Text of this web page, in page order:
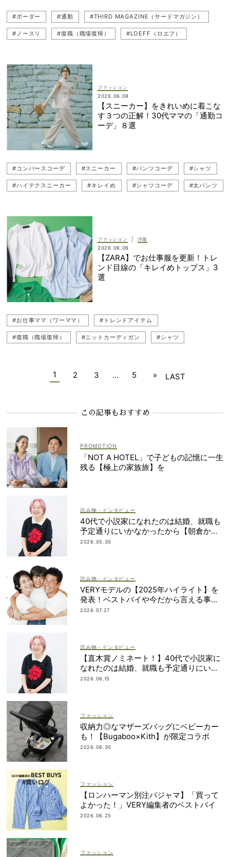
#ボーダー #通勤 #THIRD MAGAZINE（サードマガジン）
#ノースリ #復職（職場復帰） #LOEFF（ロエフ）
#トレンドアイテム #ブラウス
#ジャケット #ノースリーブ #ジレ（ベスト）
ファッション
2026.06.08
【スニーカー】をきれいめに着こな
す３つの正解！30代ママの「通勤コ
ーデ」８選
#コンバースコーデ #スニーカー #パンツコーデ #シャツ
#ハイテクスニーカー #キレイめ #シャツコーデ #太パンツ
#セットアップ
#スニーカーコーデ #白スニーカーコーデ
#ハイテクスニーカーコーデ #通勤 #セットアップコーデ
#通勤コーデ #トレンドスニーカー
#New Balance（ニューバランス）
ファッション
洋服
2026.06.06
【ZARA】でお仕事服を更新！トレ
ンド目線の「キレイめトップス」3
選
#お仕事ママ（ワーママ） #トレンドアイテム
#復職（職場復帰） #ニットカーディガン #シャツ
#ZARA（ザラ） #通勤 #トップス
1 2 3 … 5 » LAST
この記事もおすすめ
「NOT A HOTEL」で子どもの記憶に一生
残る【極上の家族旅】を
読み物・インタビュー
40代で小説家になれたのは結婚、就職も
予定通りにいかなかったから【朝倉かす
みさん】
2026.05.30
読み物・インタビュー
VERYモデルの【2025年ハイライト】を
発表！ベストバイや今だから言える事件
簿も大公開
2026.07.27
読み物・インタビュー
【直木賞ノミネート！】40代で小説家に
なれたのは結婚、就職も予定通りにいか
なかったから｜朝倉かすみさん
2026.06.15
ファッション
収納力◎なマザーズバッグにベビーカー
も！【Bugaboo×Kith】が限定コラボ
2026.06.30
ファッション
【ロンハーマン別注パジャマ】「買って
よかった！」VERY編集者のベストバイ
2026.06.25
ファッション